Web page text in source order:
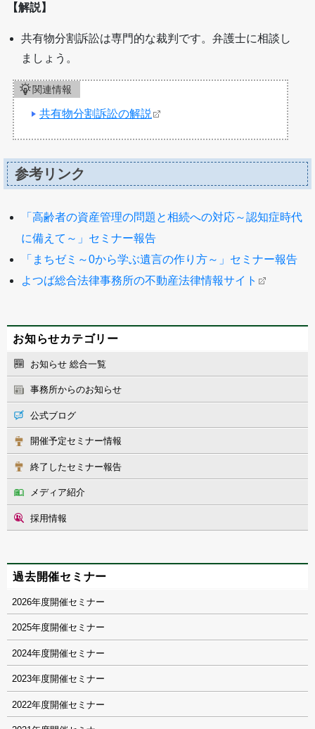
【解説】
共有物分割訴訟は専門的な裁判です。弁護士に相談し
ましょう。
関連情報
共有物分割訴訟の解説
参考リンク
「高齢者の資産管理の問題と相続への対応～認知症時代
に備えて～」セミナー報告
「まちゼミ～0から学ぶ遺言の作り方～」セミナー報告
よつば総合法律事務所の不動産法律情報サイト
お知らせカテゴリー
お知らせ 総合一覧
事務所からのお知らせ
公式ブログ
開催予定セミナー情報
終了したセミナー報告
メディア紹介
採用情報
過去開催セミナー
2026
2025
2024
2023
2022